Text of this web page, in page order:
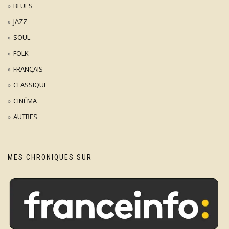
BLUES
JAZZ
SOUL
FOLK
FRANÇAIS
CLASSIQUE
CINÉMA
AUTRES
MES CHRONIQUES SUR